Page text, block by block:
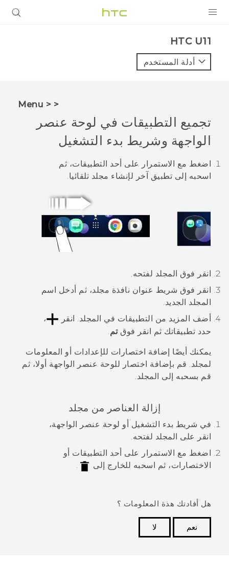
VIVE
VIVERSE
البرامج + التطبيقات
الدعم
HTC U11‎
أدلة المستخدم
< < Menu
تجميع التطبيقات في لوحة عنصر
الواجهة وشريط بدء التشغيل
اضغط مع الاستمرار على أحد التطبيقات، ثم
اسحبه إلى تطبيق آخر لإنشاء مجلد تلقائيا.
انقر فوق المجلد لفتحه.
انقر فوق شريط عنوان نافذة مجلد، ثم أدخل اسم
المجلد الجديد.
أضف المزيد من التطبيقات في المجلد. انقر
،
حدد تطبيقاتك ثم انقر فوقتم.
يمكنك أيضًا إضافة اختصارات للإعدادات أو المعلومات
لمجلد. قم بإضافة اختصار للوحة عنصر الواجهة أولا، ثم
قم بسحبه إلى المجلد.
إزالة العناصر من مجلد
في شريط بدء التشغيل أو لوحة عنصر الواجهة،
انقر على المجلد لفتحه.
اضغط مع الاستمرار على أحد التطبيقات أو
الاختصارات، ثم اسحبه للخارج إلى
.
هل أفادتك هذة المعلومات ؟
نعم
لا